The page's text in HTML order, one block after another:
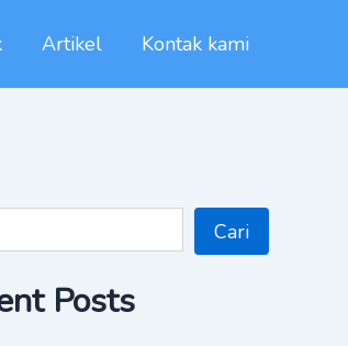
Artikel Kontak kami
Cari
Posts